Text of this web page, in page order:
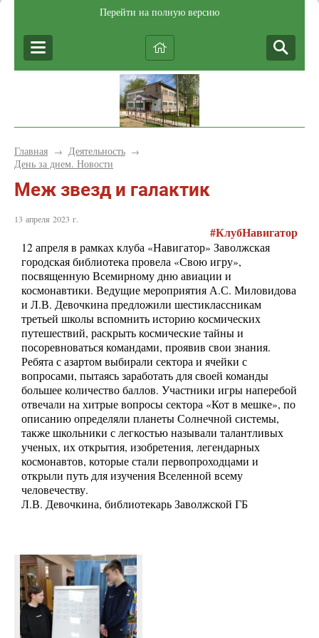
Перейти на полную версию
Главная → Деятельность →
День за днем. Новости
Меж звезд и галактик
13 апреля 2023 г.
#КлубНавигатор
12 апреля в рамках клуба «Навигатор» Заволжская
городская библиотека провела «Свою игру»,
посвященную Всемирному дню авиации и
космонавтики. Ведущие мероприятия А.С. Миловидова
и Л.В. Девочкина предложили шестиклассникам
третьей школы вспомнить историю космических
путешествий, раскрыть космические тайны и
посоревноваться командами, проявив свои знания.
Ребята с азартом выбирали сектора и ячейки с
вопросами, пытаясь заработать для своей команды
большее количество баллов. Участники игры наперебой
отвечали на хитрые вопросы сектора «Кот в мешке», по
описанию определяли планеты Солнечной системы,
также школьники с легкостью называли талантливых
ученых, их открытия, изобретения, легендарных
космонавтов, которые стали первопроходцами и
открыли путь для изучения Вселенной всему
человечеству.
Л.В. Девочкина, библиотекарь Заволжской ГБ